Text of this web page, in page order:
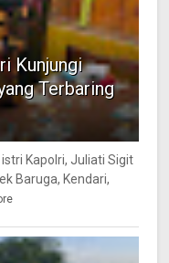
Kunjungi
Terbaring
Kapolri, Juliati Sigit
Baruga, Kendari,